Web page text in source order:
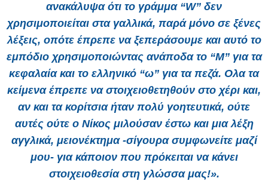
ανακάλυψα ότι το γράμμα “W” δεν
χρησιμοποιείται στα γαλλικά, παρά μόνο σε ξένες
λέξεις, οπότε έπρεπε να ξεπεράσουμε και αυτό το
εμπόδιο χρησιμοποιώντας ανάποδα το “Μ” για τα
κεφαλαία και το ελληνικό “ω” για τα πεζά. Ολα τα
κείμενα έπρεπε να στοιχειοθετηθούν στο χέρι και,
αν και τα κορίτσια ήταν πολύ γοητευτικά, ούτε
αυτές ούτε ο Νίκος μιλούσαν έστω και μια λέξη
αγγλικά, μειονέκτημα -σίγουρα συμφωνείτε μαζί
μου- για κάποιον που πρόκειται να κάνει
στοιχειοθεσία στη γλώσσα μας!».